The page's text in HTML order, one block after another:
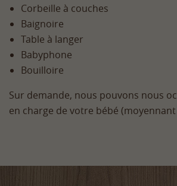
Corbeille à couches
Baignoire
Table à langer
Babyphone
Bouilloire
Sur demande, nous pouvons nous
en charge de votre bébé